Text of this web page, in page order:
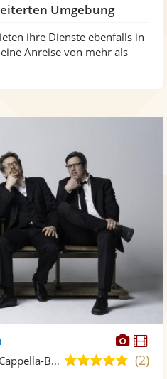
Umgebung
ihre Dienste ebenfalls in
Anreise von mehr als
5,0(2)
Ensemble/Musikgruppe, A Cappella-Band